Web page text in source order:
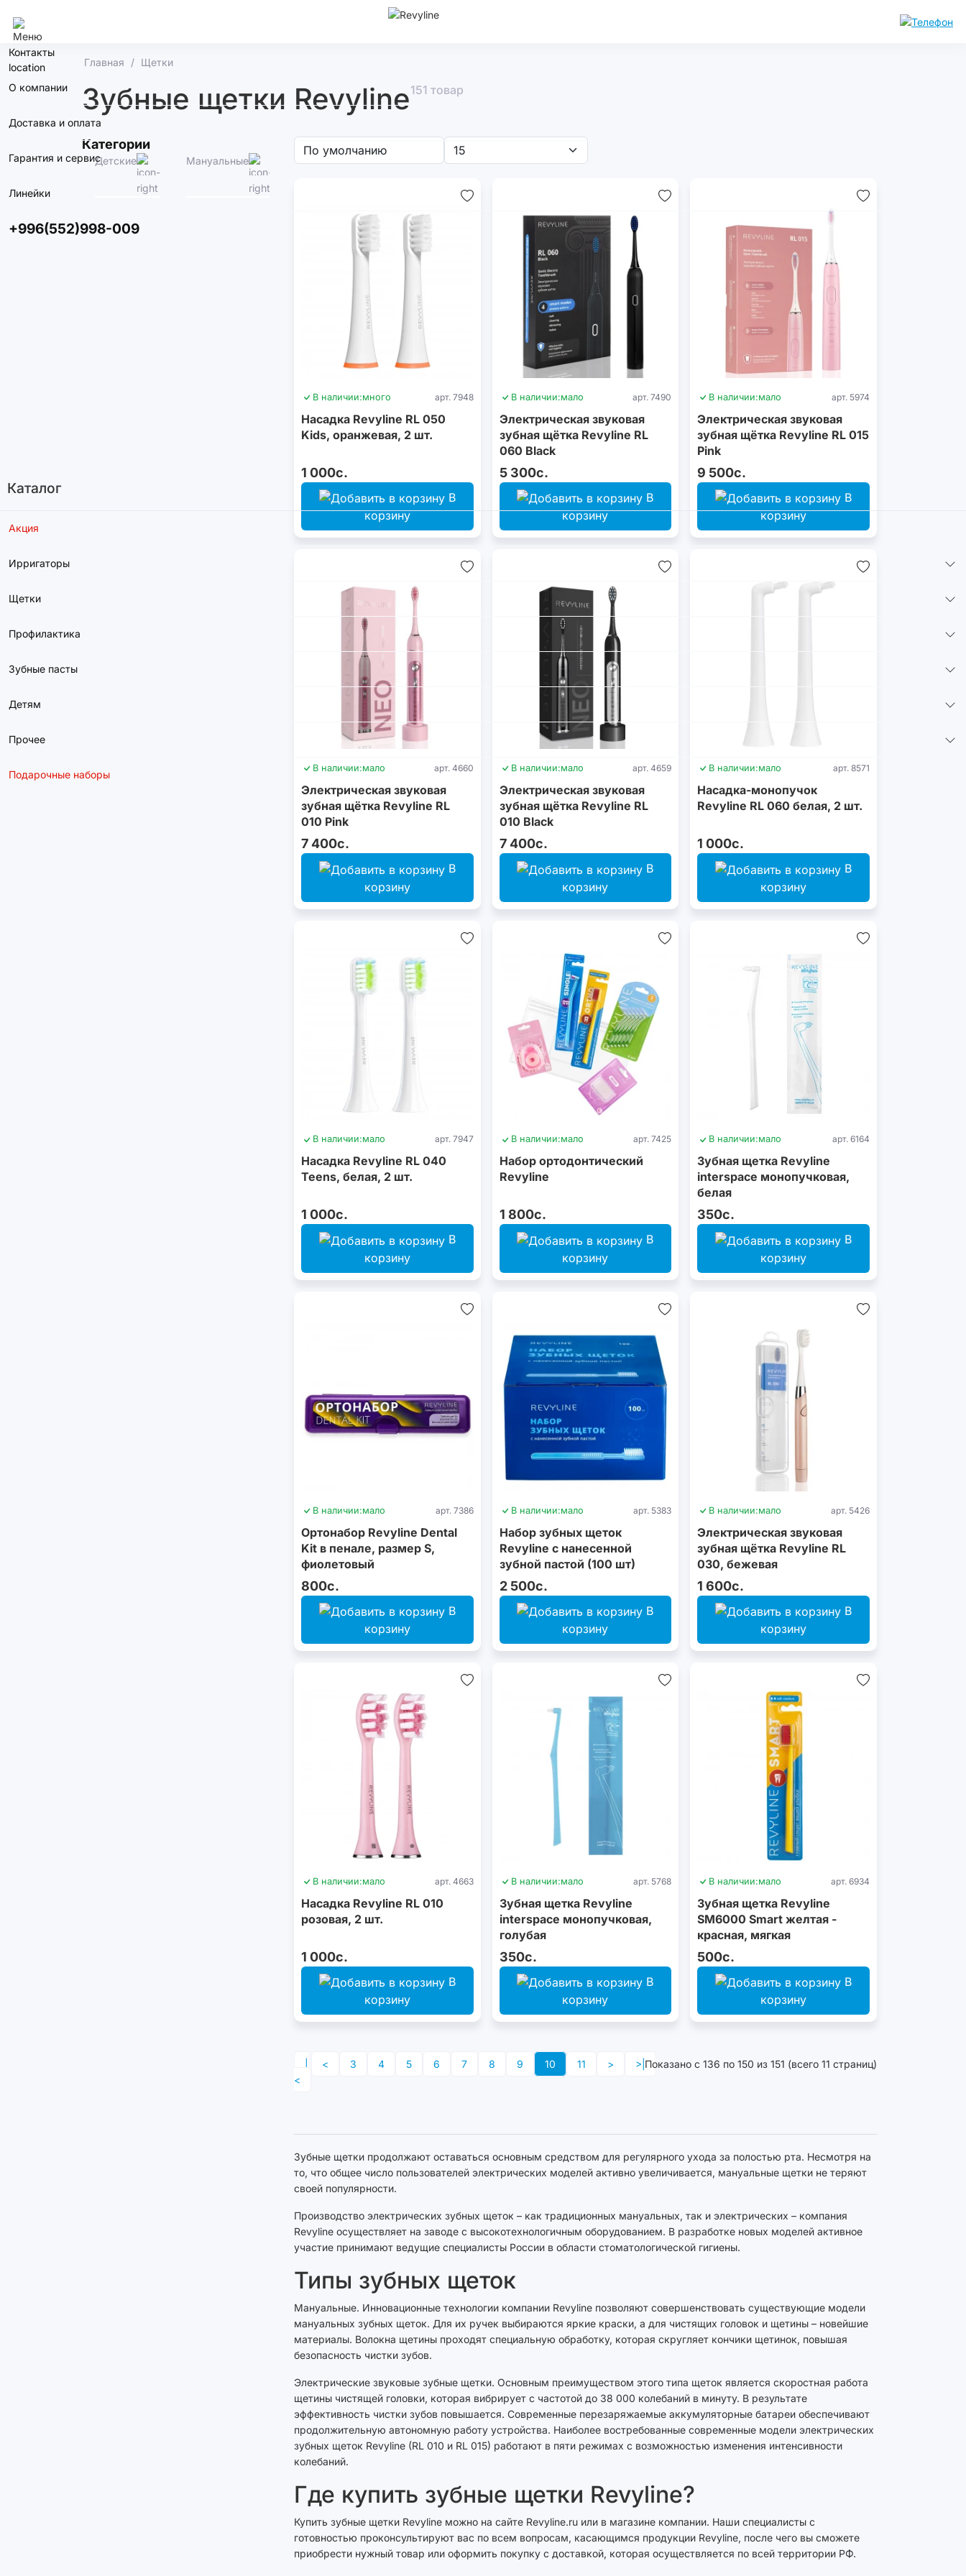
Контакты
О компании
Доставка и оплата
Гарантия и сервис
Линейки
+996(552)998-009
Каталог
Акция
Ирригаторы
Щетки
Профилактика
Зубные пасты
Детям
Прочее
Подарочные наборы
Главная Щетки
Зубные щетки Revyline151 товар
Категории
Детские Мануальные Электрические Наборы Насадки
В наличии:много арт. 7948
Насадка Revyline RL 050
Kids, оранжевая, 2 шт.
1 000с.
В
корзину
В наличии:мало арт. 7490
Электрическая звуковая
зубная щётка Revyline RL
060 Black
5 300с.
В
корзину
В наличии:мало арт. 5974
Электрическая звуковая
зубная щётка Revyline RL 015
Pink
9 500с.
В
корзину
В наличии:мало арт. 4660
Электрическая звуковая
зубная щётка Revyline RL
010 Pink
7 400с.
В
корзину
В наличии:мало арт. 4659
Электрическая звуковая
зубная щётка Revyline RL
010 Black
7 400с.
В
корзину
В наличии:мало арт. 8571
Насадка-монопучок
Revyline RL 060 белая, 2 шт.
1 000с.
В
корзину
В наличии:мало арт. 7947
Насадка Revyline RL 040
Teens, белая, 2 шт.
1 000с.
В
корзину
В наличии:мало арт. 7425
Набор ортодонтический
Revyline
1 800с.
В
корзину
В наличии:мало арт. 6164
Зубная щетка Revyline
interspace монопучковая,
белая
350с.
В
корзину
В наличии:мало арт. 7386
Ортонабор Revyline Dental
Kit в пенале, размер S,
фиолетовый
800с.
В
корзину
В наличии:мало арт. 5383
Набор зубных щеток
Revyline с нанесенной
зубной пастой (100 шт)
2 500с.
В
корзину
В наличии:мало арт. 5426
Электрическая звуковая
зубная щётка Revyline RL
030, бежевая
1 600с.
В
корзину
В наличии:мало арт. 4663
Насадка Revyline RL 010
розовая, 2 шт.
1 000с.
В
корзину
В наличии:мало арт. 5768
Зубная щетка Revyline
interspace монопучковая,
голубая
350с.
В
корзину
В наличии:мало арт. 6934
Зубная щетка Revyline
SM6000 Smart желтая -
красная, мягкая
500с.
В
корзину
|
<
< 3 4 5 6 7 8 9 10 11 > >| Показано с 136 по 150 из 151 (всего 11 страниц)
Зубные щетки продолжают оставаться основным средством для регулярного ухода за полостью рта. Несмотря на
то, что общее число пользователей электрических моделей активно увеличивается, мануальные щетки не теряют
своей популярности.
Производство электрических зубных щеток – как традиционных мануальных, так и электрических – компания
Revyline осуществляет на заводе с высокотехнологичным оборудованием. В разработке новых моделей активное
участие принимают ведущие специалисты России в области стоматологической гигиены.
Типы зубных щеток
Мануальные. Инновационные технологии компании Revyline позволяют совершенствовать существующие модели
мануальных зубных щеток. Для их ручек выбираются яркие краски, а для чистящих головок и щетины – новейшие
материалы. Волокна щетины проходят специальную обработку, которая скругляет кончики щетинок, повышая
безопасность чистки зубов.
Электрические звуковые зубные щетки. Основным преимуществом этого типа щеток является скоростная работа
щетины чистящей головки, которая вибрирует с частотой до 38 000 колебаний в минуту. В результате
эффективность чистки зубов повышается. Современные перезаряжаемые аккумуляторные батареи обеспечивают
продолжительную автономную работу устройства. Наиболее востребованные современные модели электрических
зубных щеток Revyline (RL 010 и RL 015) работают в пяти режимах с возможностью изменения интенсивности
колебаний.
Где купить зубные щетки Revyline?
Купить зубные щетки Revyline можно на сайте Revyline.ru или в магазине компании. Наши специалисты с
готовностью проконсультируют вас по всем вопросам, касающимся продукции Revyline, после чего вы сможете
приобрести нужный товар или оформить покупку с доставкой, которая осуществляется по всей территории РФ.